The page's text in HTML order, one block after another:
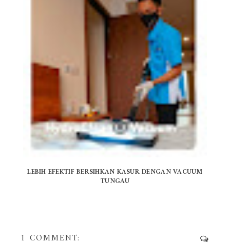
LEBIH EFEKTIF BERSIHKAN KASUR DENGAN VACUUM
TUNGAU
1 COMMENT: